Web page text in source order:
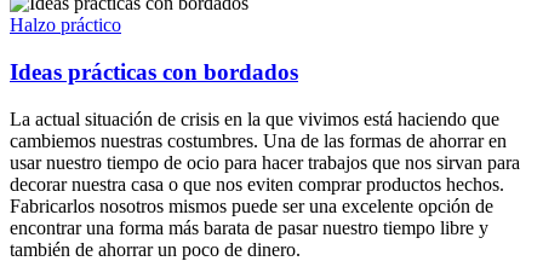
Halzo práctico
Ideas prácticas con bordados
La actual situación de crisis en la que vivimos está haciendo que
cambiemos nuestras costumbres. Una de las formas de ahorrar en
usar nuestro tiempo de ocio para hacer trabajos que nos sirvan para
decorar nuestra casa o que nos eviten comprar productos hechos.
Fabricarlos nosotros mismos puede ser una excelente opción de
encontrar una forma más barata de pasar nuestro tiempo libre y
también de ahorrar un poco de dinero.